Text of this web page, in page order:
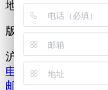
地址：上海市奉贤区
版权所有：上海标誉
沪公网安备
电话咨询
邮件咨询